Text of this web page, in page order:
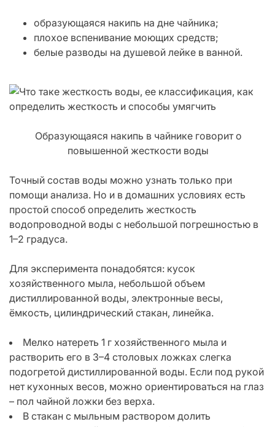
образующаяся накипь на дне чайника;
плохое вспенивание моющих средств;
белые разводы на душевой лейке в ванной.
Образующаяся накипь в чайнике говорит о
повышенной жесткости воды
Точный состав воды можно узнать только при
помощи анализа. Но и в домашних условиях есть
простой способ определить жесткость
водопроводной воды с небольшой погрешностью в
1–2 градуса.
Для эксперимента понадобятся: кусок
хозяйственного мыла, небольшой объем
дистиллированной воды, электронные весы,
ёмкость, цилиндрический стакан, линейка.
Мелко натереть 1 г хозяйственного мыла и
растворить его в 3–4 столовых ложках слегка
подогретой дистиллированной воды. Если под рукой
нет кухонных весов, можно ориентироваться на глаз
– пол чайной ложки без верха.
В стакан с мыльным раствором долить